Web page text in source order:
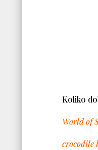
Koliko
World of